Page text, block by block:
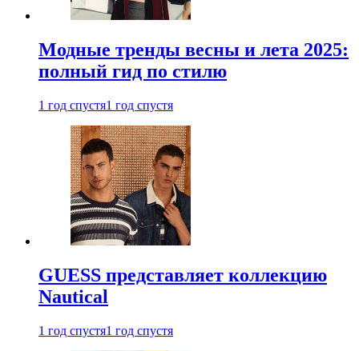
Модные тренды весны и лета 2025:
полный гид по стилю
1 год спустя1 год спустя
GUESS представляет коллекцию
Nautical
1 год спустя1 год спустя